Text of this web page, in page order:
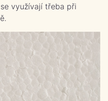
využívají třeba při